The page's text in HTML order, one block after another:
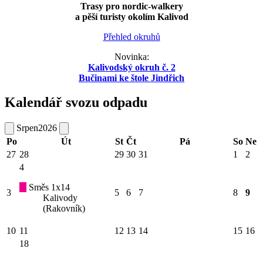
Trasy pro nordic-walkery
a pěší turisty okolím Kalivod
Přehled okruhů
Novinka:
Kalivodský okruh č. 2
Bučinami ke štole Jindřich
Kalendář svozu odpadu
Srpen2026
Po
Út St Čt Pá So Ne
27 28 29 30 31 1 2
3
4
Směs 1x14
Kalivody
(Rakovník)
5 6 7 8 9
10 11 12 13 14 15 16
18